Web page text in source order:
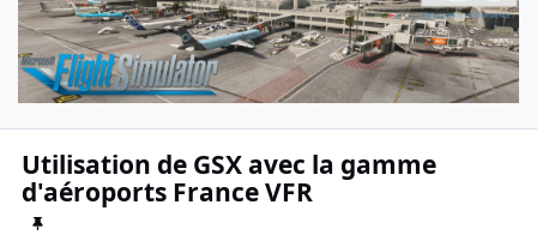
Utilisation de GSX avec la gamme
d'aéroports France VFR